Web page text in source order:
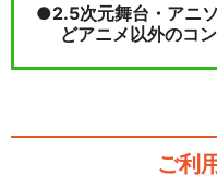
2.5次元舞台・アニ
どアニメ以外のコ
ご利